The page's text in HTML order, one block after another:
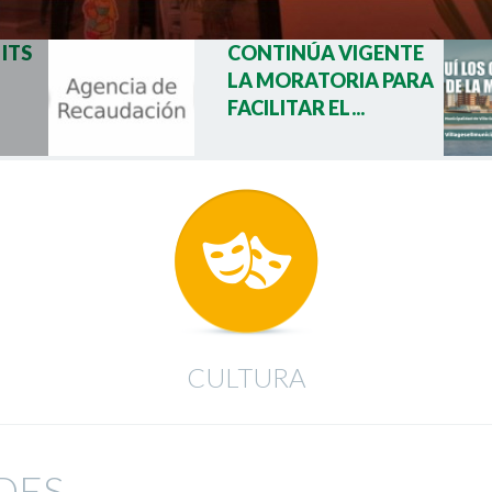
CONTINÚA VIGENTE
LA MORATORIA PARA
FACILITAR EL...
CULTURA